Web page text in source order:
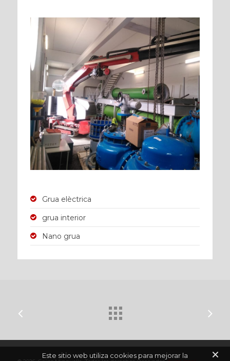
Grua elèctrica
grua interior
Nano grua
Este sitio web utiliza cookies para mejorar la